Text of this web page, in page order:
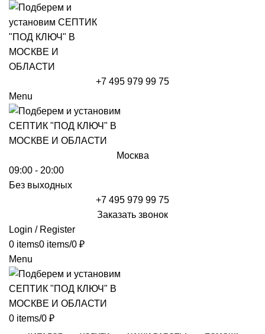
+7 495 979 99 75
Menu
Москва
09:00 - 20:00
Без выходных
+7 495 979 99 75
Заказать звонок
Login / Register
0 items0 items/0 ₽
Menu
0 items/0 ₽